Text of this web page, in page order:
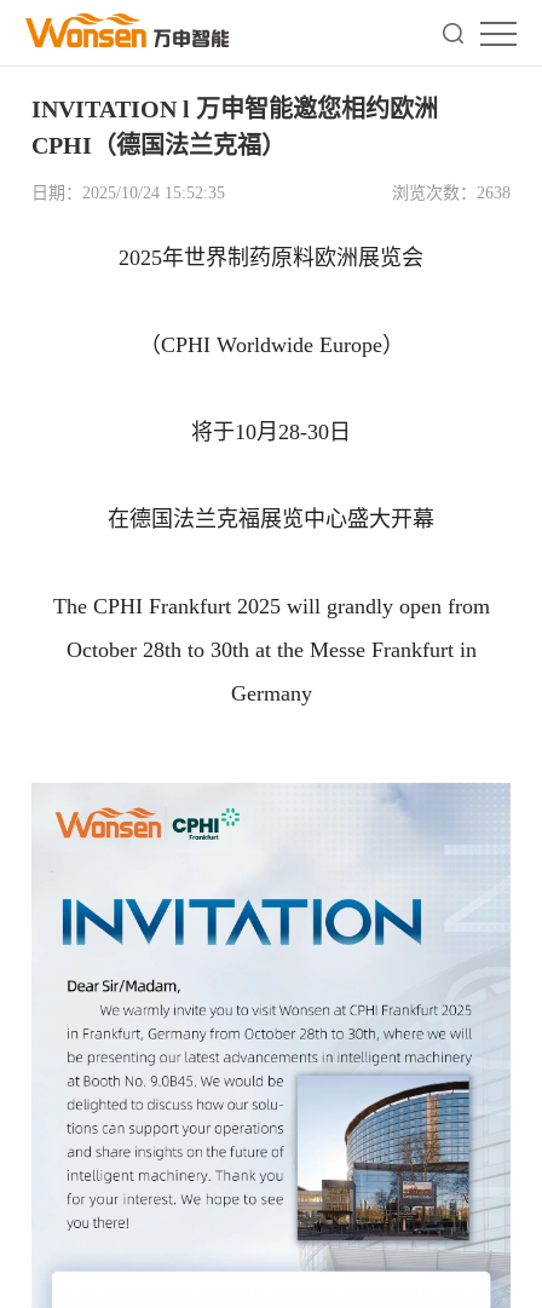
INVITATION l 万申智能邀您相约欧洲
CPHI（德国法兰克福）
日期：2025/10/24 15:52:35 浏览次数： 2638
2025年世界制药原料欧洲展览会
（CPHI Worldwide Europe）
将于10月28-30日
在德国法兰克福展览中心盛大开幕
The CPHI Frankfurt 2025 will grandly open from
October 28th to 30th at the Messe Frankfurt in
Germany